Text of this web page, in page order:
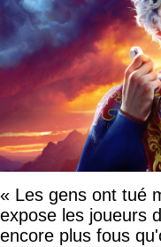
« Les gens ont tué
expose les joueurs
encore plus fous